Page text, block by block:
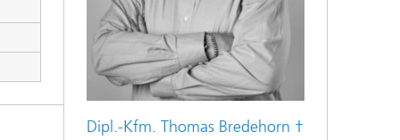
Dipl.-Kfm. Thomas Bredehorn †